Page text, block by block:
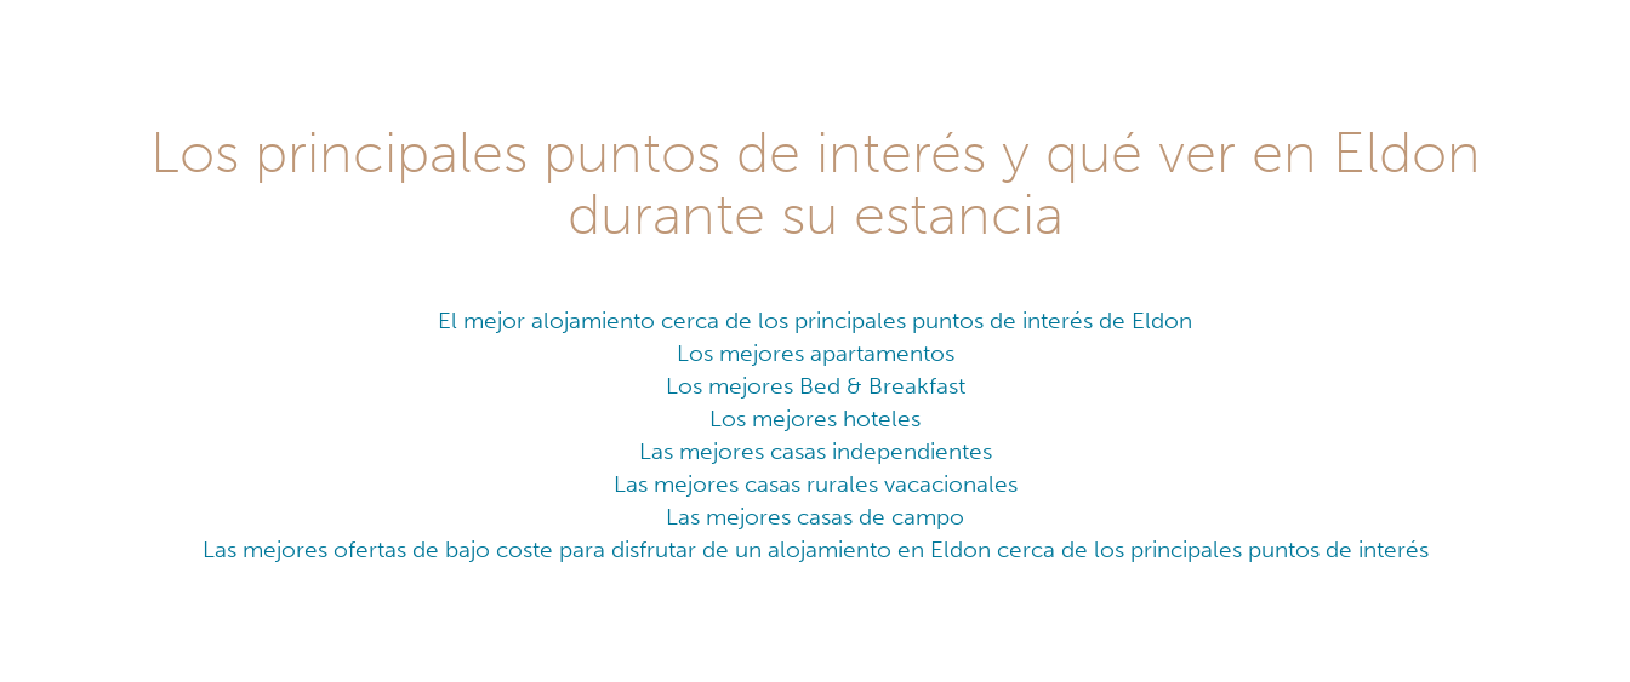
Los principales puntos de interés y qué ver en Eldon
durante su estancia
El mejor alojamiento cerca de los principales puntos de interés de Eldon
Los mejores apartamentos
Los mejores Bed & Breakfast
Los mejores hoteles
Las mejores casas independientes
Las mejores casas rurales vacacionales
Las mejores casas de campo
Las mejores ofertas de bajo coste para disfrutar de un alojamiento en Eldon cerca de los principales puntos de interés